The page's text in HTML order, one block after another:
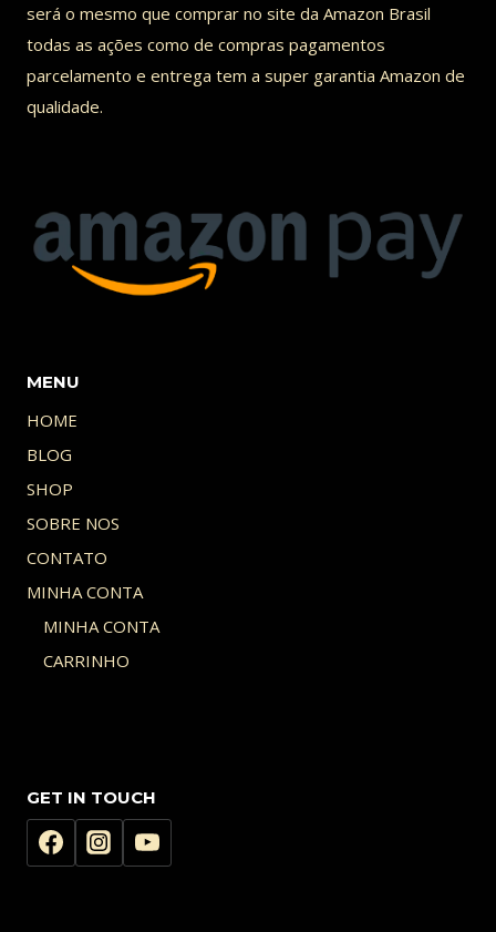
DO
FILME…
será o mesmo que comprar no site da Amazon Brasil
todas as ações como de compras pagamentos
parcelamento e entrega tem a super garantia Amazon de
qualidade.
MENU
HOME
BLOG
SHOP
SOBRE NOS
CONTATO
MINHA CONTA
MINHA CONTA
CARRINHO
GET IN TOUCH